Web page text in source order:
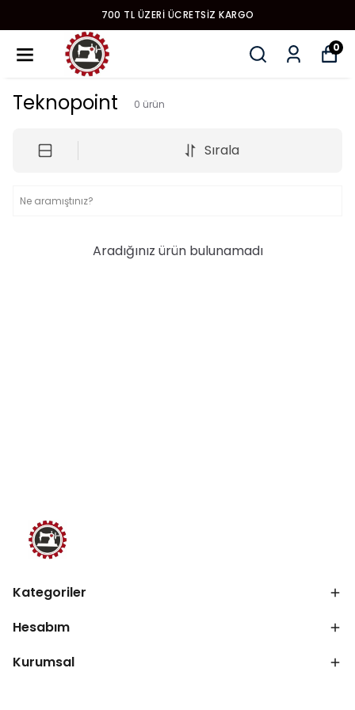
700 TL ÜZERI ÜCRETSIZ KARGO
0
Teknopoint 0 ürün
Sırala
Aradığınız ürün bulunamadı
Kategoriler
Hesabım
Kurumsal